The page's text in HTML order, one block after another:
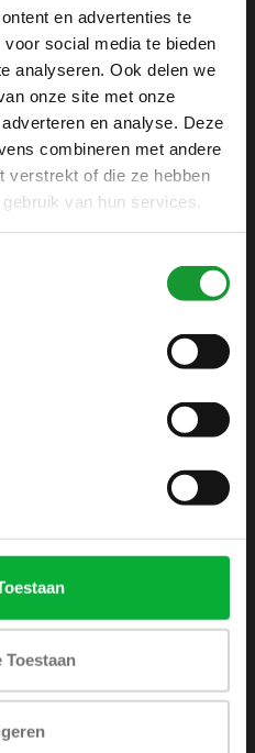
en advertenties te
social media te bieden
analyseren. Ook delen we
onze site met onze
en analyse. Deze
combineren met andere
verstrekt of die ze hebben
van hun services.
Toestaan
mannen
24
DC
52 32 80
52 32 80
Policy
Tailor